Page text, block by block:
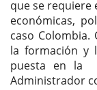
que se requiere
económicas,
caso
la formación y
puesta en la
Administrador